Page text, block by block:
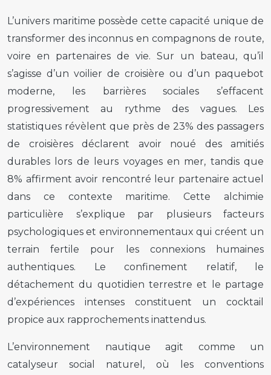
L’univers maritime possède cette capacité unique de
transformer des inconnus en compagnons de route,
voire en partenaires de vie. Sur un bateau, qu’il
s’agisse d’un voilier de croisière ou d’un paquebot
moderne, les barrières sociales s’effacent
progressivement au rythme des vagues. Les
statistiques révèlent que près de 23% des passagers
de croisières déclarent avoir noué des amitiés
durables lors de leurs voyages en mer, tandis que
8% affirment avoir rencontré leur partenaire actuel
dans ce contexte maritime. Cette alchimie
particulière s’explique par plusieurs facteurs
psychologiques et environnementaux qui créent un
terrain fertile pour les connexions humaines
authentiques. Le confinement relatif, le
détachement du quotidien terrestre et le partage
d’expériences intenses constituent un cocktail
propice aux rapprochements inattendus.
L’environnement nautique agit comme un
catalyseur social naturel, où les conventions